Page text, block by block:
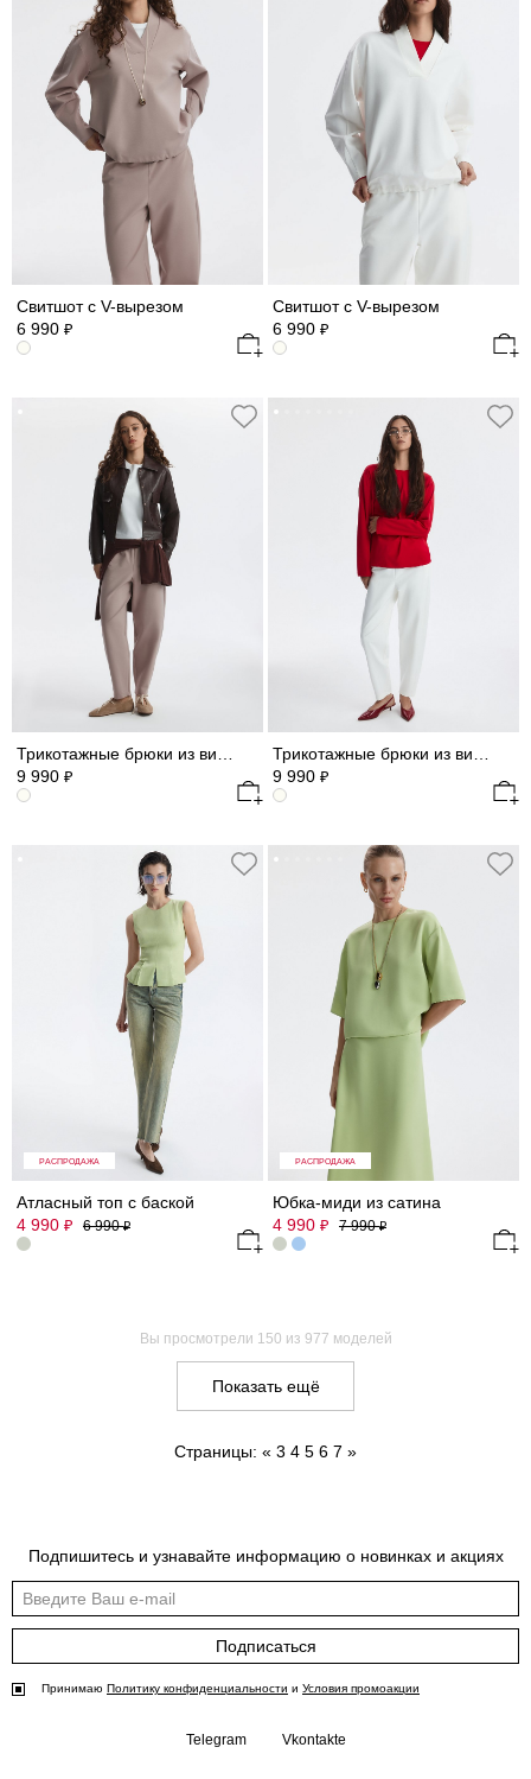
Свитшот с V-вырезом
6 990 ₽
Свитшот с V-вырезом
6 990 ₽
Трикотажные брюки из вискозы
9 990 ₽
Трикотажные брюки из вискозы
9 990 ₽
РАСПРОДАЖА
Атласный топ с баской
4 990 ₽ 6 990₽
РАСПРОДАЖА
Юбка-миди из сатина
4 990 ₽ 7 990₽
Вы просмотрели 150 из 977 моделей
Показать ещё
Страницы: « 3 4 5 6 7 »
Подпишитесь и узнавайте информацию о новинках и акциях
Подписаться
Принимаю Политику конфиденциальности и Условия промоакции
Telegram Vkontakte